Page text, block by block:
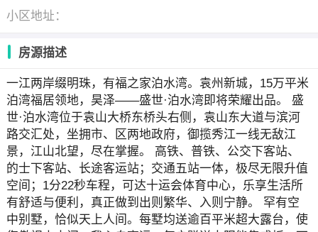
小区地址：
房源描述
一江两岸缀明珠，有福之家泊水湾。袁州新城，15万平米
泊湾福居领地，昊泽——盛世·泊水湾即将荣耀出品。 盛
世·泊水湾位于袁山大桥东桥头右侧，袁山东大道与滨河
路交汇处，坐拥市、区两地政府，御揽秀江一线无敌江
景，江山北望，尽在掌握。 高铁、普铁、公交下客站、
的士下客站、长途客运站；交通五站一体，极尽无限升值
空间；1分22秒车程，可达十运会体育中心，乐享生活所
有舒适与便利，真正做到出则繁华、入则宁静。 罕有空
中别墅，恰似天上人间。每墅均送逾百平米超大露台，使